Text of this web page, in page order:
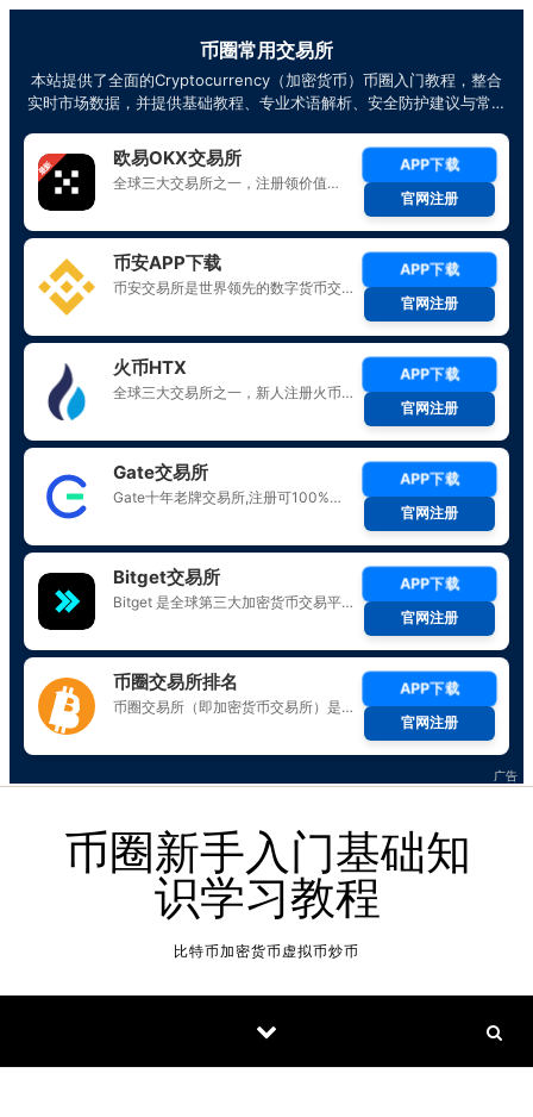
币圈新手入门基础知
识学习教程
比特币加密货币虚拟币炒币